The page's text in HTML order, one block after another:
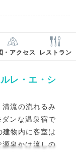
・アクセス レストラン
レ・エ・シ
流の流れるみ
ンな温泉宿で
物内に客室は
泉かけ流しの